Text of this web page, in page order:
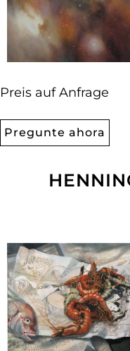
Preis auf Anfrage
Pregunte ahora